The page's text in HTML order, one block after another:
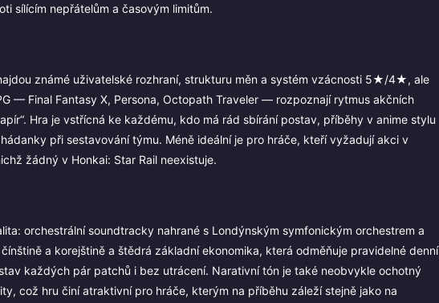
sílícím nepřátelům a časovým limitům.
známé uživatelské rozhraní, strukturu měn a systém vzácnosti 5★/4★, ale
— Final Fantasy X, Persona, Octopath Traveler — rozpoznají rytmus akčních
Hra je vstřícná ke každému, kdo má rád sbírání postav, příběhy v anime stylu
při sestavování týmu. Méně ideální je pro hráče, kteří vyžadují akci v
žádný v Honkai: Star Rail neexistuje.
orchestrální soundtracky nahrané s Londýnským symfonickým orchestrem a
a korejštině a štědrá základní ekonomika, která odměňuje pravidelné denní
každých pár patchů i bez utrácení. Narativní tón je také neobvykle ochotný
což hru činí atraktivní pro hráče, kterým na příběhu záleží stejně jako na